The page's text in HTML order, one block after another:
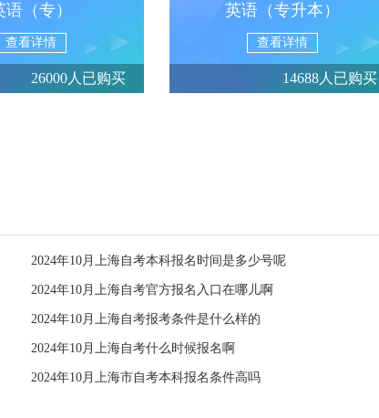
语（专）
查看详情
26000人已购买
英语（专升本）
查看详情
14688人已购买
2024年10月上海自考本科报名时间是多少号呢
2024年10月上海自考官方报名入口在哪儿啊
2024年10月上海自考报考条件是什么样的
2024年10月上海自考什么时候报名啊
2024年10月上海市自考本科报名条件高吗